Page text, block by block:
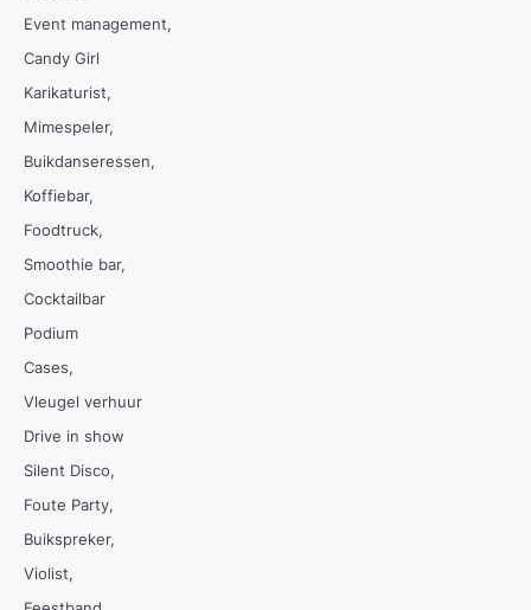
Event management
Candy Girl
Karikaturist
Mimespeler
Buikdanseressen
Koffiebar
Foodtruck
Smoothie bar
Cocktailbar
Podium
Cases
Vleugel verhuur
Drive in show
Silent Disco
Foute Party
Buikspreker
Violist